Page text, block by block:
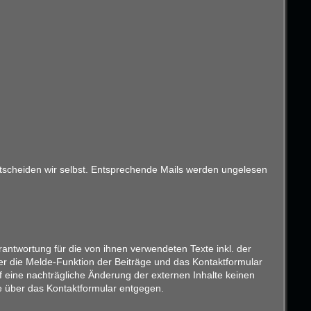
wir selbst. Entsprechende Mails werden ungelesen
für die von ihnen verwendeten Texte inkl. der
die Melde-Funktion der Beiträge und das Kontaktformular
nachträgliche Änderung der externen Inhalte keinen
das Kontaktformular entgegen.